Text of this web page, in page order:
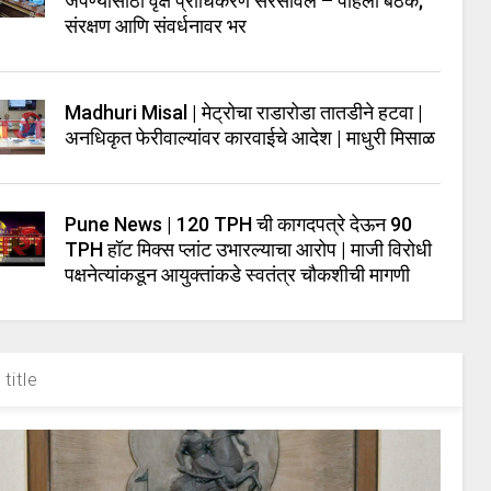
संरक्षण आणि संवर्धनावर भर
Madhuri Misal | मेट्रोचा राडारोडा तातडीने हटवा |
अनधिकृत फेरीवाल्यांवर कारवाईचे आदेश | माधुरी मिसाळ
Pune News | 120 TPH ची कागदपत्रे देऊन 90
TPH हॉट मिक्स प्लांट उभारल्याचा आरोप | माजी विरोधी
पक्षनेत्यांकडून आयुक्तांकडे स्वतंत्र चौकशीची मागणी